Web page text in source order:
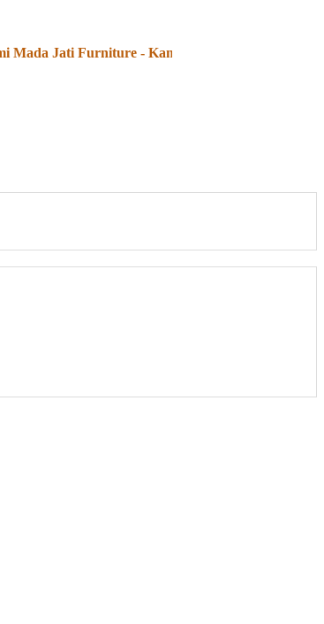
Jati Furniture - Kami Menjual dan Menerima